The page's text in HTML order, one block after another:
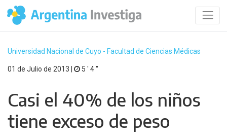
Universidad Nacional de Cuyo - Facultad de Ciencias Médicas
01 de Julio de 2013 | 5 ′ 4 ′′
Casi el 40% de los niños
tiene exceso de peso